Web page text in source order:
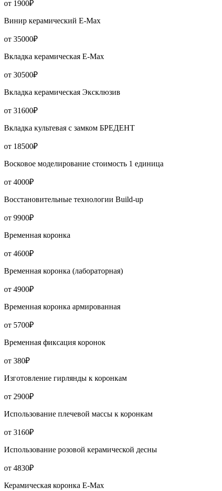
от 1900₽
Винир керамический Е-Мах
от 35000₽
Вкладка керамическая Е-Мах
от 30500₽
Вкладка керамическая Эксклюзив
от 31600₽
Вкладка культевая с замком БРЕДЕНТ
от 18500₽
Восковое моделирование стоимость 1 единица
от 4000₽
Восстановительные технологии Build-up
от 9900₽
Временная коронка
от 4600₽
Временная коронка (лабораторная)
от 4900₽
Временная коронка армированная
от 5700₽
Временная фиксация коронок
от 380₽
Изготовление гирлянды к коронкам
от 2900₽
Использование плечевой массы к коронкам
от 3160₽
Использование розовой керамической десны
от 4830₽
Керамическая коронка Е-Мах